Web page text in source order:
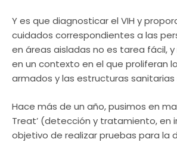
Y es que diagnosticar el VIH y
cuidados correspondientes a las
en áreas aisladas no es tarea fácil,
en un contexto en el que proliferan
armados y las estructuras
Hace más de un año, pusimos en
Treat’ (detección y tratamiento, en
objetivo de realizar pruebas para la